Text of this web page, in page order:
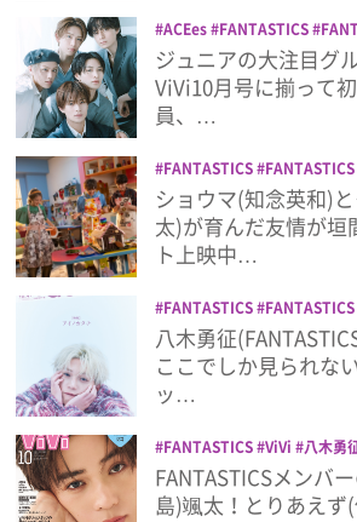
プライバシーポリシー
利用規約
お問い合わせ
ACEes FANTASTICS
from EXILE TRIBE ViVi ジ
ァッション誌
佐藤龍我 作
勇征
女性誌 浮所飛貴 深田
雄登
雑誌
ジュニアの大注目グ
ViVi10月号に揃って
員、…
FANTASTICS
EXILE TRIBE 世界 中島颯太
ダーガヴ
映画 木村慧人 澤
念英和
ショウマ(知念英和)
太)が育んだ友情が垣
ト上映中…
FANTASTICS
EXILE TRIBE プラスアクト
別冊+act.
雑誌
八木勇征
ここでしか見られな
ッ…
FANTASTICS ViVi 八木勇
ァッション誌 雑誌
FANTASTICSメンバ
島)颯太！とりあえ